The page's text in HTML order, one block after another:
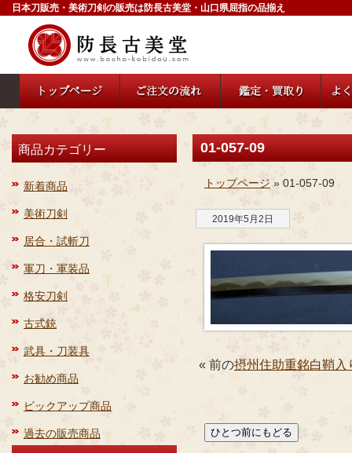
日本刀販売・美術刀剣の販売は防長古美堂・山口県屈指の品揃え
商品カテゴリー
新着商品
美術刀剣
居合・試斬刀
軍刀・軍装品
格安刀剣
古式銃
武具・刀装具
お勧め商品
ピックアップ商品
過去の販売商品
01-057-09
トップページ » 01-057-09
2019年5月2日
« 前の摂州住助重銘白鞘入